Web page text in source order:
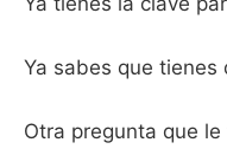
Ya sabes que tienes
Otra pregunta que